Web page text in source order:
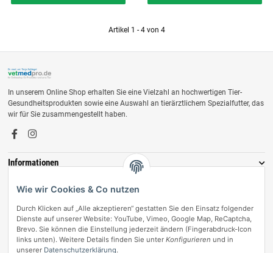
Artikel 1 - 4 von 4
In unserem Online Shop erhalten Sie eine Vielzahl an hochwertigen Tier-
Gesundheitsprodukten sowie eine Auswahl an tierärztlichem Spezialfutter, das
wir für Sie zusammengestellt haben.
Informationen
Zahlungsmöglichkeiten
Wie wir Cookies & Co nutzen
Durch Klicken auf „Alle akzeptieren“ gestatten Sie den Einsatz folgender
Dienste auf unserer Website: YouTube, Vimeo, Google Map, ReCaptcha,
Brevo. Sie können die Einstellung jederzeit ändern (Fingerabdruck-Icon
links unten). Weitere Details finden Sie unter Konfigurieren und in
unserer Datenschutzerklärung.